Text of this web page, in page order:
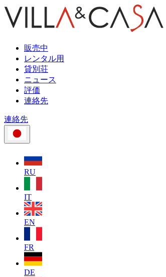
販売中
レンタル用
貸別荘
ニュース
評価
連絡先
連絡先
RU
IT
EN
FR
DE